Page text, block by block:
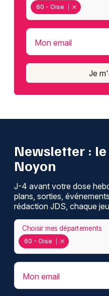
60 - Oise
Mon email
Je
Newsletter :
Noyon
J-4 avant votre dose
plans, sorties,
rédaction JDS, chaque
60 - Oise
Choisir mes départements
Mon email